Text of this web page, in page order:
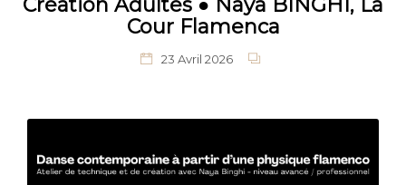
Création Adultes ● Naya BINGHI, La
Cour Flamenca
23 Avril 2026